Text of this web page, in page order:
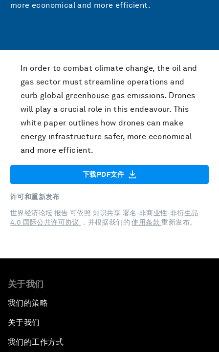
more economical and more efficient.
In order to combat climate change, the oil and
gas sector must streamline operations and
curb global greenhouse gas emissions. Drones
will play a crucial role in this endeavour. This
white paper outlines how drones can make
energy infrastructure safer, more economical
and more efficient.
下载PDF文件
许可和重新发布
世界经济论坛 报告 可依照 知识共享 署名-非商业性-非衍生品
4.0 国际公共许可协议
，并根据我们的使用条款重新发布。
关于我们
我们的策略
关于我们
我们的工作方式